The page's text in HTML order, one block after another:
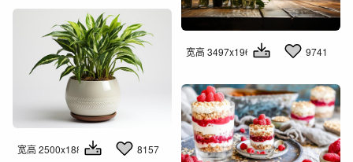
宽高 3497x1960 9741
宽高 2500x1883 8157